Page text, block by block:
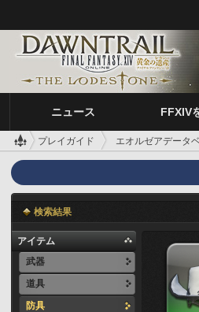
ニュース FFXIV
プレイガイド エオルゼアデータ
検索結果
アイテム
武器
道具
防具